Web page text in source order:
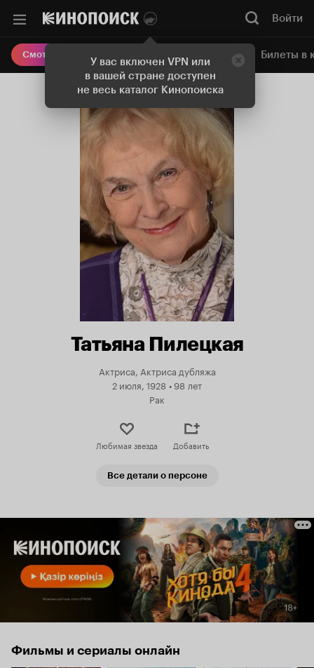
У вас включен VPN или
в вашей стране доступен
не весь каталог Кинопоиска
Войти
Смотреть кино Онлайн-кинотеатр Билеты в
Татьяна Пилецкая
Актриса, Актриса дубляжа
2 июля, 1928 • 98 лет
Рак
Любимая звезда Добавить
Все детали о персоне
Фильмы и сериалы онлайн